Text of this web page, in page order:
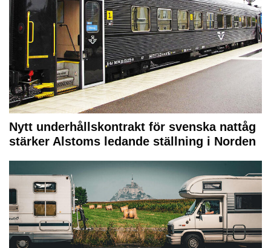
Nytt underhållskontrakt för svenska nattåg
stärker Alstoms ledande ställning i Norden